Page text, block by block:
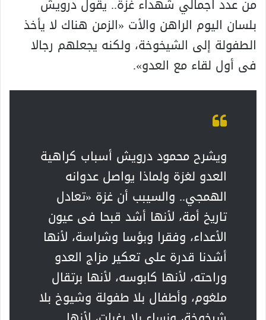
من عدد اجمالي شهداء غزة.. يقول درويش
بلسان اليوم الراهن والأت «الزمن هناك لا يأخذ
الطفولة إلى الشيخوخة، ولكنه يجعلهم رجالا
فى أول لقاء مع العدو».
ويشرح محمود درويش أسباب كراهية
العدو لغزة ولماذا يواصل عدوانه
الهمجي.. والسيبب أن غزة «تعادل
تاريخ أمة، لأنها أشد قبحا فى عيون
الأعداء، وفقرا وبؤسا وشراسة، لأنها
أشدنا قدرة على تعكير مزاج العدو
وراحته، لأنها كابوسه، لأنها برتقال
ملغوم، وأطفال بلا طفولة وشيوخ بلا